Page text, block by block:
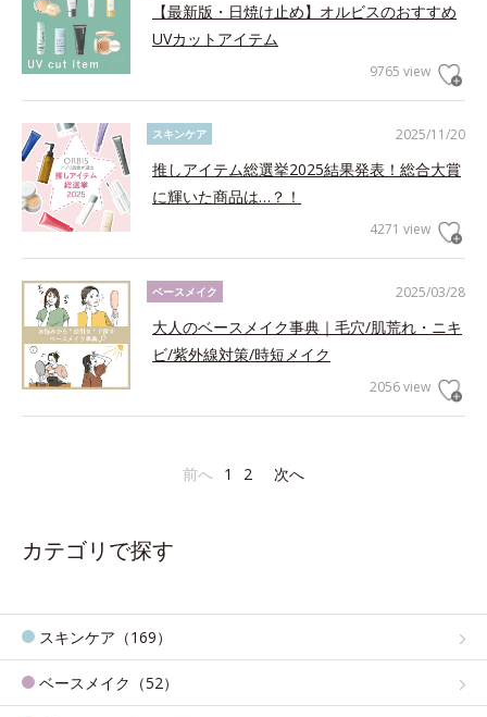
【最新版・日焼け止め】オルビスのおすすめ
UVカットアイテム
9765 view
2025/11/20
スキンケア
推しアイテム総選挙2025結果発表！総合大賞
に輝いた商品は…？！
4271 view
2025/03/28
ベースメイク
大人のベースメイク事典｜毛穴/肌荒れ・ニキ
ビ/紫外線対策/時短メイク
2056 view
前へ 1 2 次へ
カテゴリで探す
スキンケア（169）
ベースメイク（52）